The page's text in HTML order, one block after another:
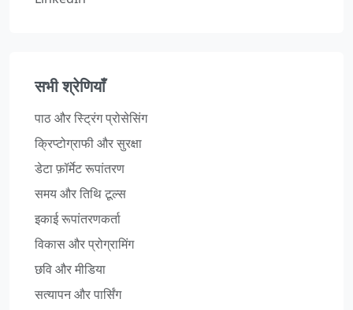
सभी श्रेणियाँ
पाठ और स्ट्रिंग प्रोसेसिंग
क्रिप्टोग्राफी और सुरक्षा
डेटा फ़ॉर्मेट रूपांतरण
समय और तिथि टूल्स
इकाई रूपांतरणकर्ता
विकास और प्रोग्रामिंग
छवि और मीडिया
सत्यापन और पार्सिंग